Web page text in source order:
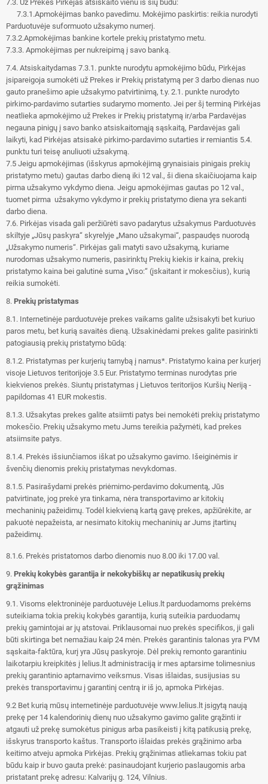
7.3. Už Prekes Pirkėjas atsiskaito vienu iš šių būdu:
7.3.1.Apmokėjimas banko pavedimu. Mokėjimo paskirtis: reikia nurodyti
Parduotuvėje suformuoto užsakymo numerį.
7.3.2.Apmokėjimas bankine kortele prekių pristatymo metu.
7.3.3. Apmokėjimas per nukreipimą į savo banką.
7.4. Atsiskaitydamas 7.3.1. punkte nurodytu apmokėjimo būdu, Pirkėjas
įsipareigoja sumokėti už Prekes ir Prekių pristatymą per 3 darbo dienas nuo
gauto pranešimo apie užsakymo patvirtinimą, t.y. 2.1. punkte nurodyto
pirkimo-pardavimo sutarties sudarymo momento. Jei per šį terminą Pirkėjas
neatlieka apmokėjimo už Prekes ir Prekių pristatymą ir/arba Pardavėjas
negauna pinigų į savo banko atsiskaitomąją sąskaitą, Pardavėjas gali
laikyti, kad Pirkėjas atsisakė pirkimo-pardavimo sutarties ir remiantis 5.4.
punktu turi teisę anuliuoti užsakymą.
7.5 Jeigu apmokėjimas (išskyrus apmokėjimą grynaisiais pinigais prekių
pristatymo metu) gautas darbo dieną iki 12 val., ši diena skaičiuojama kaip
pirma užsakymo vykdymo diena. Jeigu apmokėjimas gautas po 12 val.,
tuomet pirma užsakymo vykdymo ir prekių pristatymo diena yra sekanti
darbo diena.
7.6. Pirkėjas visada gali peržiūrėti savo padarytus užsakymus Parduotuvės
skiltyje „Jūsų paskyra“ skyrelyje „Mano užsakymai“, paspaudęs nuorodą
„Užsakymo numeris“. Pirkėjas gali matyti savo užsakymą, kuriame
nurodomas užsakymo numeris, pasirinktų Prekių kiekis ir kaina, prekių
pristatymo kaina bei galutinė suma „Viso:“ (įskaitant ir mokesčius), kurią
reikia sumokėti.
8. Prekių pristatymas
8.1. Internetinėje parduotuvėje prekes vaikams galite užsisakyti bet kuriuo
paros metu, bet kurią savaitės dieną. Užsakinėdami prekes galite pasirinkti
patogiausią prekių pristatymo būdą:
8.1.2. Pristatymas per kurjerių tarnybą į namus*. Pristatymo kaina per kurjerį
visoje Lietuvos teritorijoje 3.5 Eur. Pristatymo terminas nurodytas prie
kiekvienos prekės. Siuntų pristatymas į Lietuvos teritorijos Kuršių Neriją -
papildomas 41 EUR mokestis.
8.1.3. Užsakytas prekes galite atsiimti patys bei nemokėti prekių pristatymo
mokesčio. Prekių užsakymo metu Jums tereikia pažymėti, kad prekes
atsiimsite patys.
8.1.4. Prekės išsiunčiamos iškat po užsakymo gavimo. Išeiginėmis ir
švenčių dienomis prekių pristatymas nevykdomas.
8.1.5. Pasirašydami prekės priėmimo-perdavimo dokumentą, Jūs
patvirtinate, jog prekė yra tinkama, nėra transportavimo ar kitokių
mechaninių pažeidimų. Todėl kiekvieną kartą gavę prekes, apžiūrėkite, ar
pakuotė nepažeista, ar nesimato kitokių mechaninių ar Jums įtartinų
pažeidimų.
8.1.6. Prekės pristatomos darbo dienomis nuo 8.00 iki 17.00 val.
9. Prekių kokybės garantija ir nekokybiškų ar nepatikusių prekių
grąžinimas
9.1. Visoms elektroninėje parduotuvėje Lelius.lt parduodamoms prekėms
suteikiama tokia prekių kokybės garantija, kurią suteikia parduodamų
prekių gamintojai ar jų atstovai. Priklausomai nuo prekės specifikos, ji gali
būti skirtinga bet nemažiau kaip 24 mėn. Prekės garantinis talonas yra PVM
sąskaita-faktūra, kurį yra Jūsų paskyroje. Dėl prekių remonto garantiniu
laikotarpiu kreipkitės į lelius.lt administraciją ir mes aptarsime tolimesnius
prekių garantinio aptarnavimo veiksmus. Visas išlaidas, susijusias su
prekės transportavimu į garantinį centrą ir iš jo, apmoka Pirkėjas.
9.2 Bet kurią mūsų internetinėje parduotuvėje www.lelius.lt įsigytą naują
prekę per 14 kalendorinių dienų nuo užsakymo gavimo galite grąžinti ir
atgauti už prekę sumokėtus pinigus arba pasikeisti į kitą patikusią prekę,
išskyrus transporto kaštus. Transporto išlaidas prekės grąžinimo arba
keitimo atveju apmoka Pirkėjas. Prekių grąžinimas atliekamas tokiu pat
būdu kaip ir buvo gauta prekė: pasinaudojant kurjerio paslaugomis arba
pristatant prekę adresu: Kalvarijų g. 124, Vilnius.